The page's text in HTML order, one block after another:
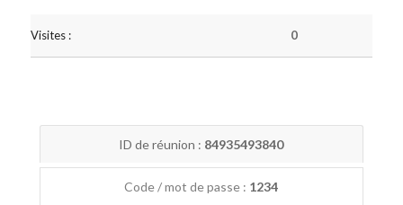
Visites : 0
ID de réunion : 84935493840
Code / mot de passe : 1234